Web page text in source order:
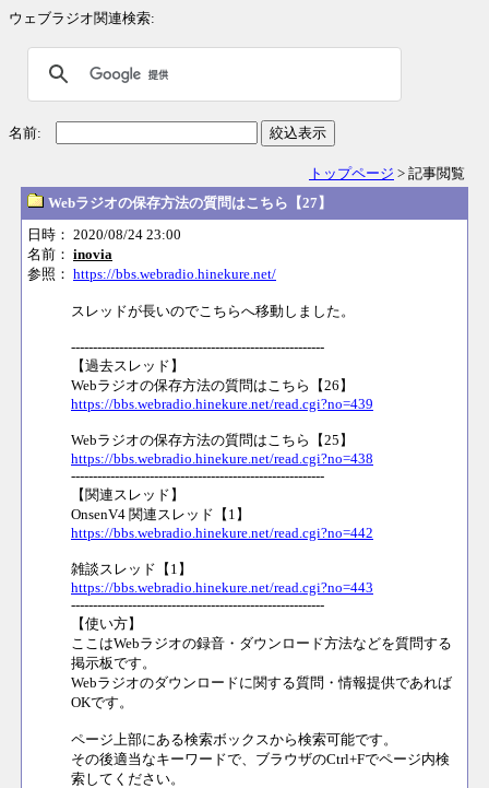
ウェブラジオ関連検索:
名前: 絞込表示
トップページ > 記事閲覧
Webラジオの保存方法の質問はこちら【27】
日時： 2020/08/24 23:00
名前： inovia
参照： https://bbs.webradio.hinekure.net/
スレッドが長いのでこちらへ移動しました。
----------------------------------------------------------
【過去スレッド】
Webラジオの保存方法の質問はこちら【26】
https://bbs.webradio.hinekure.net/read.cgi?no=439
Webラジオの保存方法の質問はこちら【25】
https://bbs.webradio.hinekure.net/read.cgi?no=438
----------------------------------------------------------
【関連スレッド】
OnsenV4 関連スレッド【1】
https://bbs.webradio.hinekure.net/read.cgi?no=442
雑談スレッド【1】
https://bbs.webradio.hinekure.net/read.cgi?no=443
----------------------------------------------------------
【使い方】
ここはWebラジオの録音・ダウンロード方法などを質問する
掲示板です。
Webラジオのダウンロードに関する質問・情報提供であれば
OKです。
ページ上部にある検索ボックスから検索可能です。
その後適当なキーワードで、ブラウザのCtrl+Fでページ内検
索してください。